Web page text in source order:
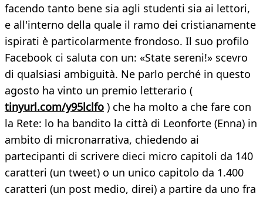
facendo tanto bene sia agli studenti sia ai lettori,
e all'interno della quale il ramo dei cristianamente
ispirati è particolarmente frondoso. Il suo profilo
Facebook ci saluta con un: «State sereni!» scevro
di qualsiasi ambiguità. Ne parlo perché in questo
agosto ha vinto un premio letterario (
tinyurl.com/y95lclfo ) che ha molto a che fare con
la Rete: lo ha bandito la città di Leonforte (Enna) in
ambito di micronarrativa, chiedendo ai
partecipanti di scrivere dieci micro capitoli da 140
caratteri (un tweet) o un unico capitolo da 1.400
caratteri (un post medio, direi) a partire da uno fra